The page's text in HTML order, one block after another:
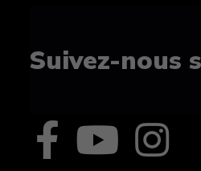
Suivez-nous